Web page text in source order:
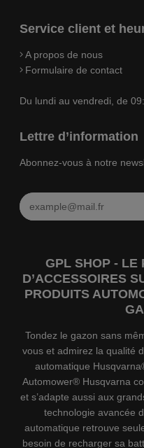
Service client et
A propos de nous
Formulaire de contact
Du lundi au vendredi, de
Lettre d’information
Abonnez-vous à notre
GPL SHOP - LE
D’ACCESSOIRES
PRODUITS
Tondez le gazon sans
vous et admirez la qualité
automatique
Automower® Husqvarna
et s’adapte aussi aux
technologie avancée
automatique retrouve
besoin de recharger sa